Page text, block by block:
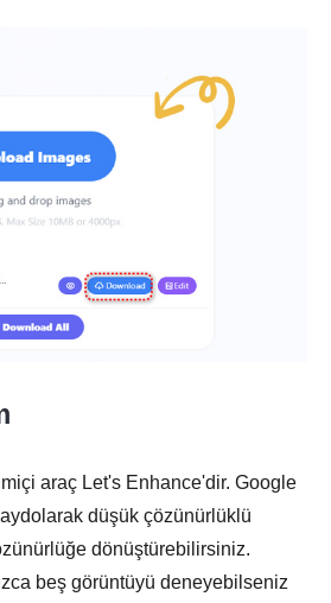
araç Let's Enhance'dir. Google
düşük çözünürlüklü
dönüştürebilirsiniz.
beş görüntüyü deneyebilseniz